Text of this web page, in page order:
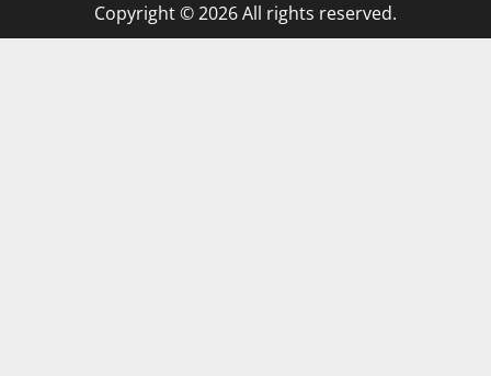
Copyright © 2026 All rights reserved.